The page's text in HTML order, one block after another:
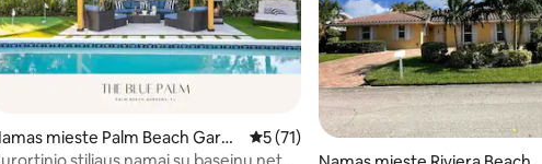
mieste Palm Beach Garde
Vidutinis įvertinimas: 5 iš 5, atsiliepimų:
5 (71)